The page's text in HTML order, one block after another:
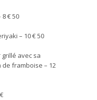
8€ 50
– 10€ 50
grillé avec sa
framboise – 12
€